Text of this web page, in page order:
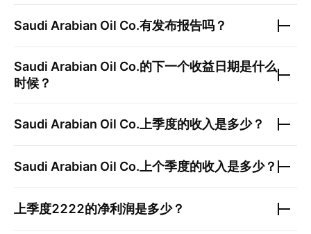
Saudi Arabian Oil Co.有发布报告吗？
Saudi Arabian Oil Co.的下一个收益日期是什么
时候？
Saudi Arabian Oil Co. 上季度的收入是多少？
Saudi Arabian Oil Co. 上个季度的收入是多少？
上季度2222的净利润是多少？